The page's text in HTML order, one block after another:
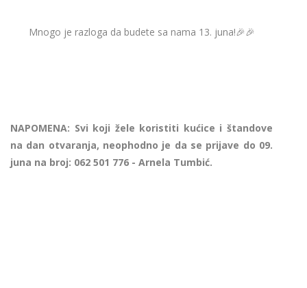
Mnogo je razloga da budete sa nama 13. juna!🎉🎉
NAPOMENA: Svi koji žele koristiti kućice i štandove
na dan otvaranja, neophodno je da se prijave do 09.
juna na broj: 062 501 776 - Arnela Tumbić.